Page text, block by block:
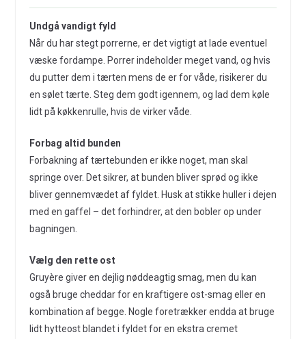
Undgå vandigt fyld
Når du har stegt porrerne, er det vigtigt at lade eventuel
væske fordampe. Porrer indeholder meget vand, og hvis
du putter dem i tærten mens de er for våde, risikerer du
en sølet tærte. Steg dem godt igennem, og lad dem køle
lidt på køkkenrulle, hvis de virker våde.
Forbag altid bunden
Forbakning af tærtebunden er ikke noget, man skal
springe over. Det sikrer, at bunden bliver sprød og ikke
bliver gennemvædet af fyldet. Husk at stikke huller i dejen
med en gaffel – det forhindrer, at den bobler op under
bagningen.
Vælg den rette ost
Gruyère giver en dejlig nøddeagtig smag, men du kan
også bruge cheddar for en kraftigere ost-smag eller en
kombination af begge. Nogle foretrækker endda at bruge
lidt hytteost blandet i fyldet for en ekstra cremet